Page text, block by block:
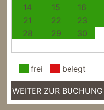
14
15 16
21
22 23
28
29 30
frei belegt
WEITER ZUR BUCHUNG